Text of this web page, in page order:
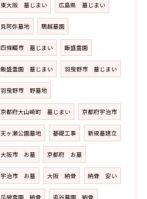
東大阪 墓じまい 広島県 墓じまい
見阿弥墓地 鵯越墓園
四條畷市 墓じまい 飯盛霊園
飯盛霊園 墓じまい 羽曳野市 墓じまい
羽曳野市 野墓地
京都府大山崎町 墓じまい 京都府宇治市
天ヶ瀬公園墓地 基礎工事 新規墓建立
大阪市 お墓 京都府 お墓
宇治市 お墓 大阪 納骨 納骨 安い
瓜破霊園 納骨 追谷墓園 納骨